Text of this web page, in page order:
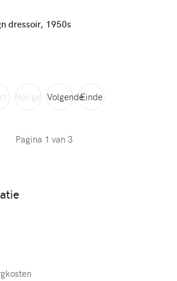
dressoir, 1950s
Vorige VolgendeEinde
Pagina 1 van 3